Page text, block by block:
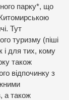
парку*, що
Тут
туризму (піші
і для тих, кому
також
відпочинку з
а також